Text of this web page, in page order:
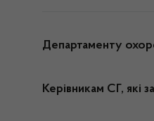
Департаменту
Керівникам СГ, які